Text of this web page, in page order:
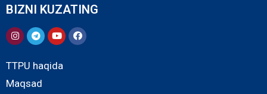
BIZNI KUZATING
TTPU haqida
Maqsad